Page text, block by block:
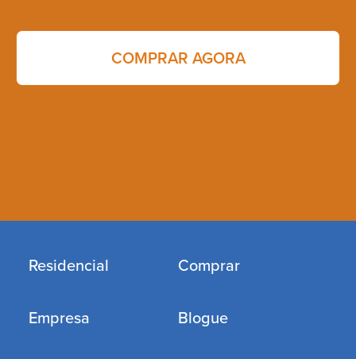
COMPRAR AGORA
Residencial
Empresa
Comprar
Blogue